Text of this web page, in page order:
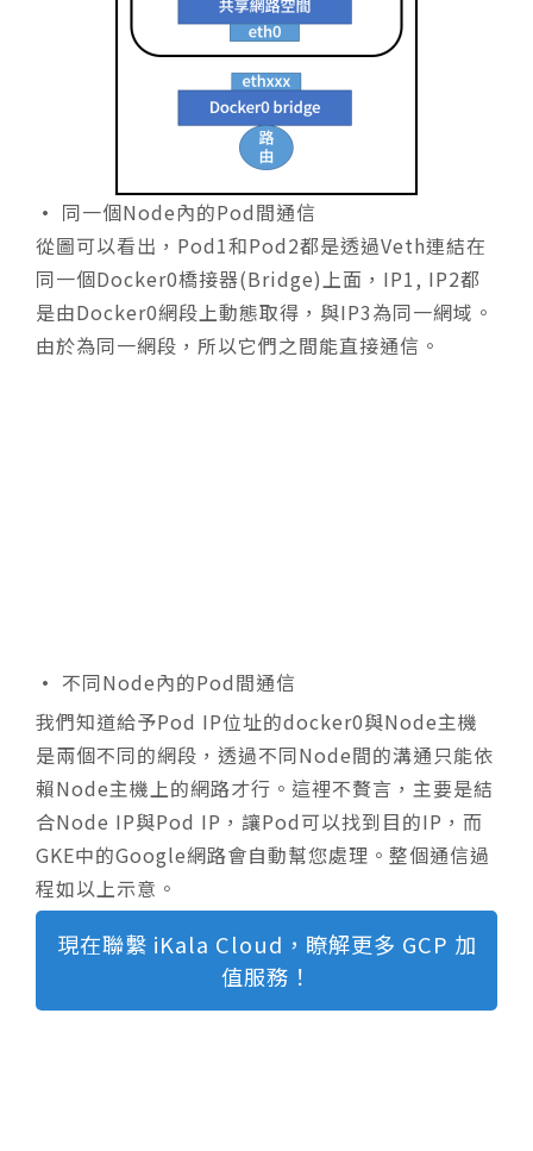
• 同一個Node內的Pod間通信
從圖可以看出，Pod1和Pod2都是透過Veth連結在
同一個Docker0橋接器(Bridge)上面，IP1, IP2都
是由Docker0網段上動態取得，與IP3為同一網域。
由於為同一網段，所以它們之間能直接通信。
• 不同Node內的Pod間通信
我們知道給予Pod IP位址的docker0與Node主機
是兩個不同的網段，透過不同Node間的溝通只能依
賴Node主機上的網路才行。這裡不贅言，主要是結
合Node IP與Pod IP，讓Pod可以找到目的IP，而
GKE中的Google網路會自動幫您處理。整個通信過
程如以上示意。
現在聯繫 iKala Cloud，瞭解更多 GCP 加
值服務！